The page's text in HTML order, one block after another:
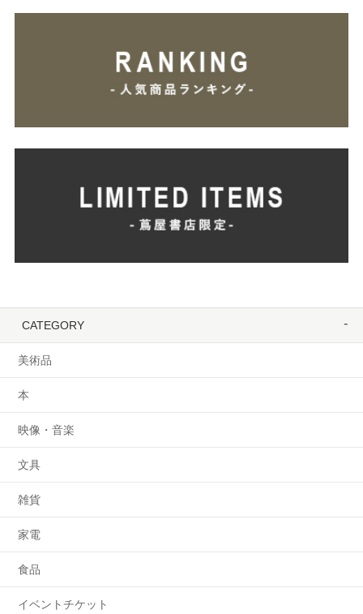
CATEGORY
美術品
本
映像・音楽
文具
雑貨
家電
食品
イベントチケット